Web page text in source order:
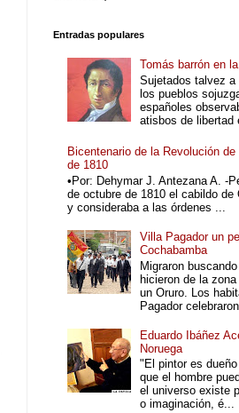
Entradas populares
Tomás barrón en
Sujetados talvez a
los pueblos
españoles
atisbos de libertad
Bicentenario de la Revolución
de 1810
•Por: Dehymar J. Antezana A. -
de octubre de 1810 el cabildo de
y consideraba a las órdenes ...
Villa Pagador un
Cochabamba
Migraron
hicieron de la
un Oruro. Los
Pagador
Eduardo Ibáñez
Noruega
"El pintor es
que el hombre
el universo existe
o imaginación, é...